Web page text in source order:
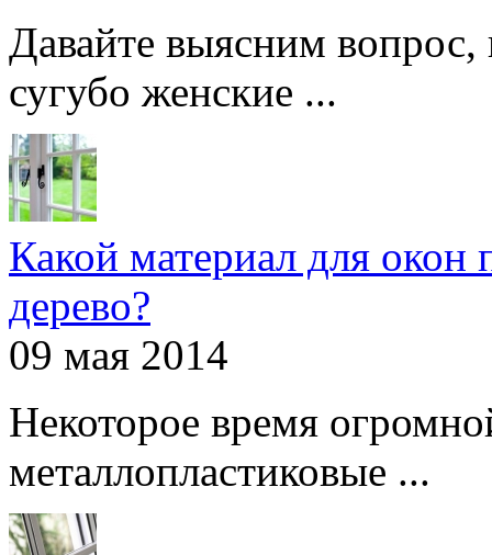
Давайте выясним
сугубо женские ...
Какой материал для окон
дерево?
09 мая 2014
Некоторое время
металлопластиковые ...